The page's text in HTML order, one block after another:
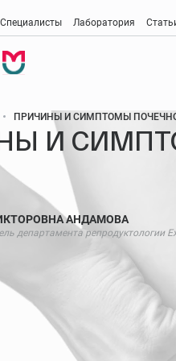
Специалисты Лаборатория
медицина
медицина и косметология
и гинекология
диагностика
ПРИЧИНЫ И СИМПТОМЫ
И
АНДАМОВА
департамента репродуктологии